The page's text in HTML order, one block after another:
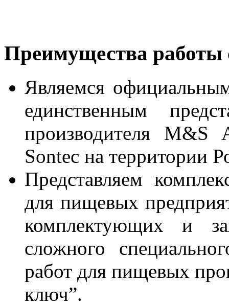
Преимущества работы
Являемся
единственным
производителя
Sontec на территории
Представляем
для пищевых
комплектующих и
сложного
работ для пищевых
ключ”.